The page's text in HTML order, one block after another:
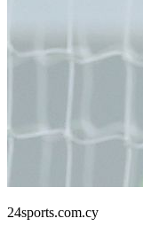
24sports.com.cy